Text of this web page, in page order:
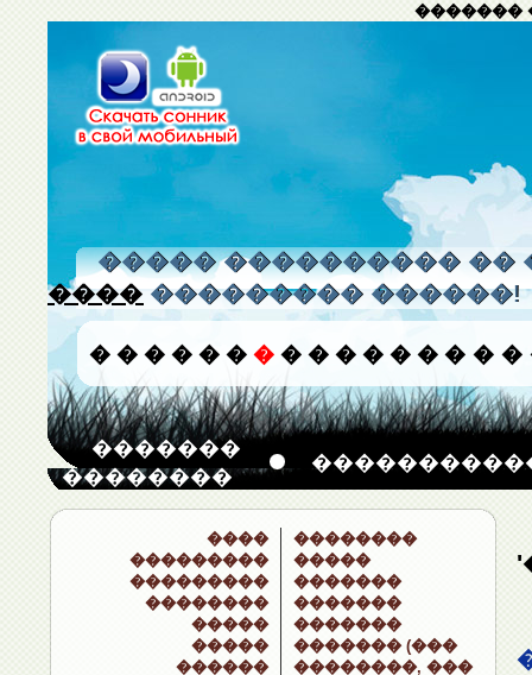
�������
����� ���������� ��
���� ��������� ������!
� � � � � � � � � � � � � � � �
�������
��������
����
���������
���������
��������
�����
�����
������
��������
�����
�������
�������
�������
������� (���
��������, ���